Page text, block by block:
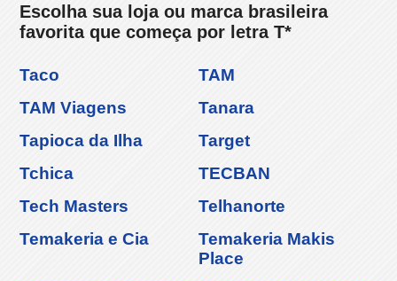
Escolha sua loja ou marca brasileira
favorita que começa por letra T*
Taco
TAM
TAM Viagens
Tanara
Tapioca da Ilha
Target
Tchica
TECBAN
Tech Masters
Telhanorte
Temakeria e Cia
Temakeria Makis
Place